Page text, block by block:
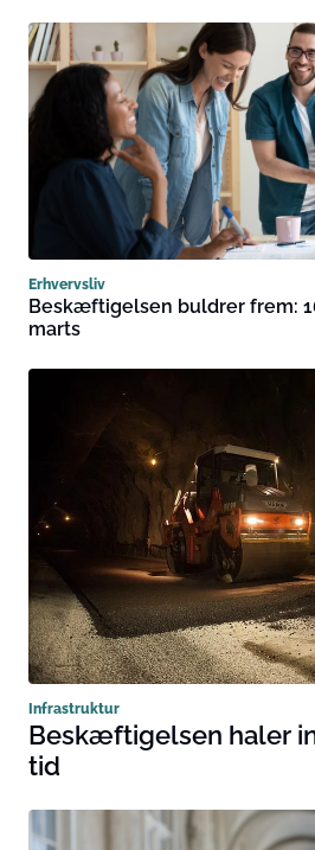
Erhvervsliv
Beskæftigelsen buldrer frem:
marts
Infrastruktur
Beskæftigelsen haler
tid